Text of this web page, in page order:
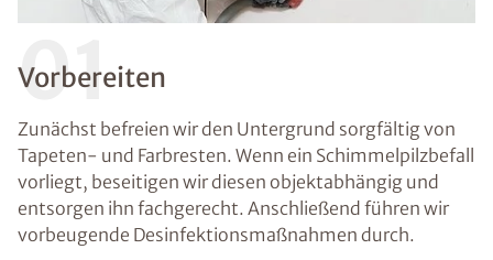
01
Vorbereiten
Zunächst befreien wir den Untergrund sorgfältig von
Tapeten- und Farbresten. Wenn ein Schimmelpilzbefall
vorliegt, beseitigen wir diesen objektabhängig und
entsorgen ihn fachgerecht. Anschließend führen wir
vorbeugende Desinfektionsmaßnahmen durch.